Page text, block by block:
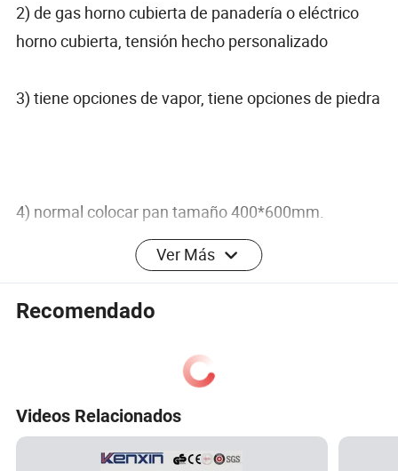
2) de gas horno cubierta de panadería o eléctrico
horno cubierta, tensión hecho personalizado
3) tiene opciones de vapor, tiene opciones de piedra
4) normal colocar pan tamaño 400*600mm.
También podría hacer 18" * 16" tamaño de la
bandeja de horno cubierta cubierta o de otro
5) calidad de las piezas ya equipados, con la vida,
Ver Más
Recomendado
Videos Relacionados